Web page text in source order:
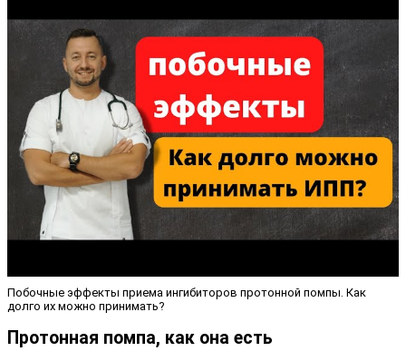
Побочные эффекты приема ингибиторов протонной помпы. Как
долго их можно принимать?
Протонная помпа, как она есть